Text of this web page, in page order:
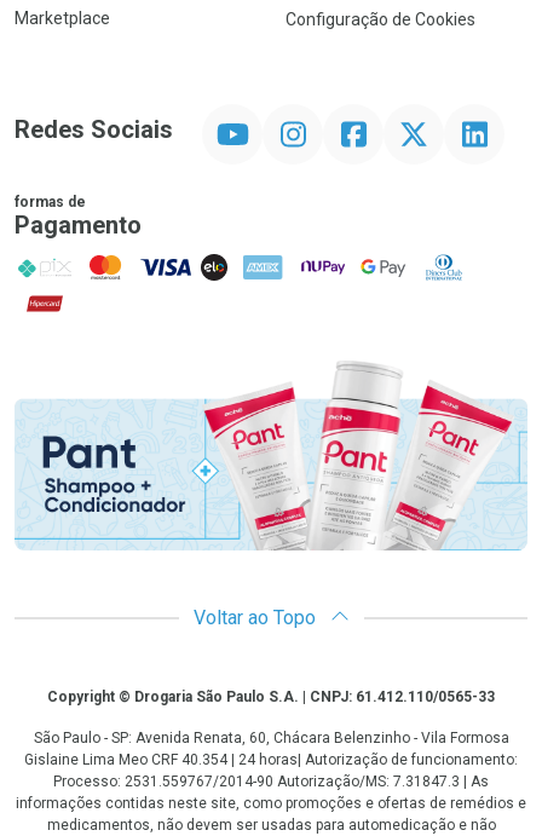
Marketplace
Configuração de Cookies
Redes Sociais InstagramFacebookTwitter Linkedin
formas de
Pagamento
PIX MasterCard
VISA ELO AMEX NuPay Google PayDiners Club
Hipercard
Promoção em Destaque
Voltar ao Topo
CopyrightCopyright © Drogaria São Paulo S.A. | CNPJ: 61.412.110/0565-33
São Paulo - SP: Avenida Renata, 60, Chácara Belenzinho - Vila Formosa
Gislaine Lima Meo CRF 40.354 | 24 horas| Autorização de funcionamento:
Processo: 2531.559767/2014-90 Autorização/MS: 7.31847.3 | As
informações contidas neste site, como promoções e ofertas de remédios e
medicamentos, não devem ser usadas para automedicação e não